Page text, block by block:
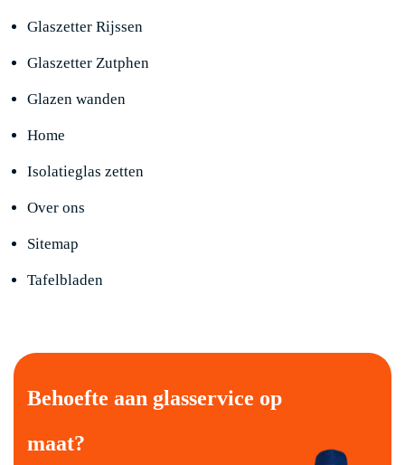
Glaszetter Rijssen
Glaszetter Zutphen
Glazen wanden
Home
Isolatieglas zetten
Over ons
Sitemap
Tafelbladen
Behoefte aan glasservice op
maat?